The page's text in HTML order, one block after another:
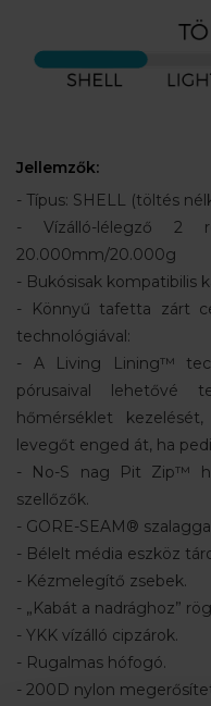
Jellemzők:
- Típus: SHELL (töltés
- Vízálló-lélegző 2
20.000mm/20.000g
- Bukósisak kompatibilis
- Könnyű tafetta zárt
technológiával:
- A Living Lining™
pórusaival lehetővé
hőmérséklet
levegőt enged át, ha
- No-S nag Pit Zip™
szellőzők.
- GORE-SEAM®
- Bélelt média eszköz
- Kézmelegítő zsebek.
- „Kabát a nadrághoz”
- YKK vízálló cipzárok.
- Rugalmas hófogó.
- 200D nylon